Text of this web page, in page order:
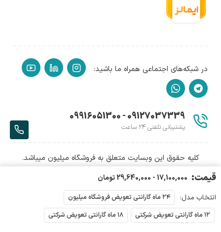
قیمت: 17,100,000 - 29,640,000 تومان
انتخاب مدل:
۲۴ ماه گارانتی تعویض فروشگاه میلیون
۱۲ ماه گارانتی تعویض شرکتی
۱۸ ماه گارانتی تعویض شرکتی
در شبکه‌های اجتماعی همراه ما باشید:
09127037339 - 09916051300
پشتیبانی تلفنی ۲۴ ساعت
کلیه حقوق این وبسایت متعلق به فروشگاه میلیون میباشد.